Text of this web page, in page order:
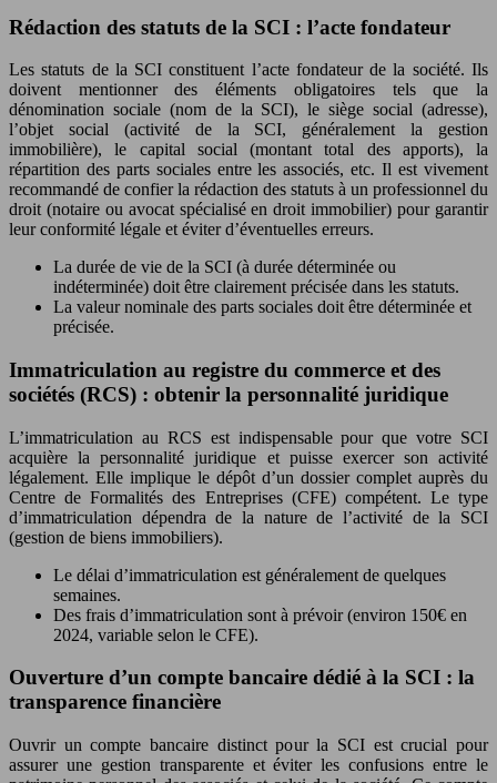
Rédaction des statuts de la SCI : l’acte fondateur
Les statuts de la SCI constituent l’acte fondateur de la société. Ils
doivent mentionner des éléments obligatoires tels que la
dénomination sociale (nom de la SCI), le siège social (adresse),
l’objet social (activité de la SCI, généralement la gestion
immobilière), le capital social (montant total des apports), la
répartition des parts sociales entre les associés, etc. Il est vivement
recommandé de confier la rédaction des statuts à un professionnel du
droit (notaire ou avocat spécialisé en droit immobilier) pour garantir
leur conformité légale et éviter d’éventuelles erreurs.
La durée de vie de la SCI (à durée déterminée ou
indéterminée) doit être clairement précisée dans les statuts.
La valeur nominale des parts sociales doit être déterminée et
précisée.
Immatriculation au registre du commerce et des
sociétés (RCS) : obtenir la personnalité juridique
L’immatriculation au RCS est indispensable pour que votre SCI
acquière la personnalité juridique et puisse exercer son activité
légalement. Elle implique le dépôt d’un dossier complet auprès du
Centre de Formalités des Entreprises (CFE) compétent. Le type
d’immatriculation dépendra de la nature de l’activité de la SCI
(gestion de biens immobiliers).
Le délai d’immatriculation est généralement de quelques
semaines.
Des frais d’immatriculation sont à prévoir (environ 150€ en
2024, variable selon le CFE).
Ouverture d’un compte bancaire dédié à la SCI : la
transparence financière
Ouvrir un compte bancaire distinct pour la SCI est crucial pour
assurer une gestion transparente et éviter les confusions entre le